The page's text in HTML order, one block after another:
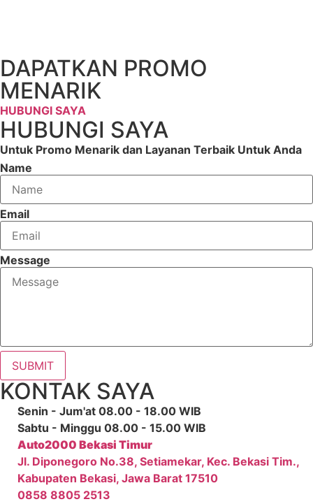
DAPATKAN PROMO
MENARIK
HUBUNGI SAYA
HUBUNGI SAYA
Untuk Promo Menarik dan Layanan Terbaik Untuk Anda
Name
Email
Message
SUBMIT
KONTAK SAYA
Senin - Jum'at 08.00 - 18.00 WIB
Sabtu - Minggu 08.00 - 15.00 WIB
Auto2000 Bekasi Timur
Jl. Diponegoro No.38, Setiamekar, Kec. Bekasi Tim.,
Kabupaten Bekasi, Jawa Barat 17510
0858 8805 2513